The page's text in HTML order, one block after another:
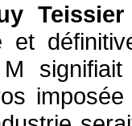
Teissier
et